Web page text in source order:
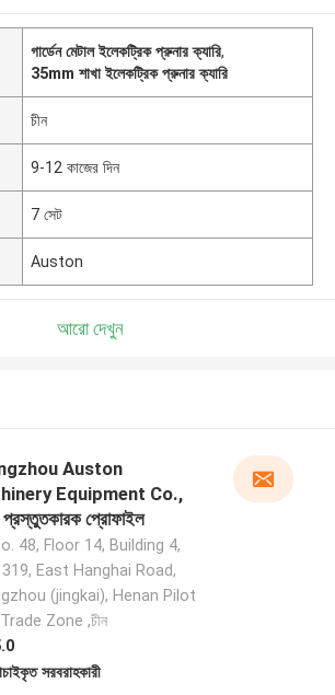
গার্ডেন মেটাল ইলেকট্রিক প্রুনার ক্যারি,
35mm শাখা ইলেকট্রিক প্রুনার ক্যারি
চীন
9-12 কাজের দিন
7 সেট
Auston
আরো দেখুন
Auston
Equipment Co.,
প্রোফাইল
48, Floor 14, Building 4,
East Hanghai Road,
(jingkai), Henan Pilot
Zone ,চীন
সরবরাহকারী